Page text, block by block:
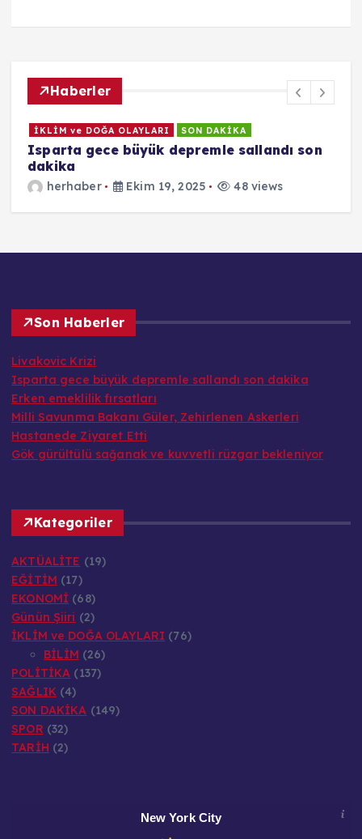
Haberler
İKLİM ve DOĞA OLAYLARI SON DAKİKA
Isparta gece büyük depremle sallandı son
dakika
herhaber Ekim 19, 2025 48 views
Son Haberler
Livakovic Krizi
Isparta gece büyük depremle sallandı son dakika
Erken emeklilik fırsatları
Milli Savunma Bakanı Güler, Zehirlenen Askerleri
Hastanede Ziyaret Etti
Gök gürültülü sağanak ve kuvvetli rüzgar bekleniyor
Kategoriler
AKTÜALİTE (19)
EĞİTİM (17)
EKONOMİ (68)
Günün Şiiri (2)
İKLİM ve DOĞA OLAYLARI (76)
BİLİM (26)
POLİTİKA (137)
SAĞLIK(4)
SON DAKİKA (149)
SPOR (32)
TARİH (2)
New York City